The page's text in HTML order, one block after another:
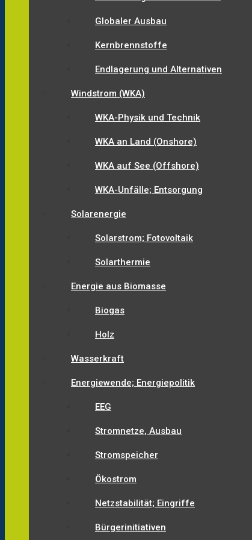
Globaler Ausbau
Kernbrennstoffe
Endlagerung und Alternativen
Windstrom (WKA)
WKA-Physik und Technik
WKA an Land (Onshore)
WKA auf See (Offshore)
WKA-Unfälle; Entsorgung
Solarenergie
Solarstrom; Fotovoltaik
Solarthermie
Energie aus Biomasse
Biogas
Holz
Wasserkraft
Energiewende; Energiepolitik
EEG
Stromnetze, Ausbau
Stromspeicher
Ökostrom
Netzstabilität; Eingriffe
Bürgerinitiativen